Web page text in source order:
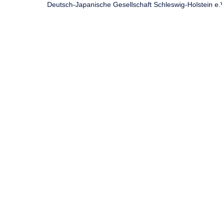
Deutsch-Japanische Gesellschaft Schleswig-Holstein